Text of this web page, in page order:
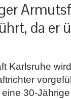
da er
Karlsruhe
30-